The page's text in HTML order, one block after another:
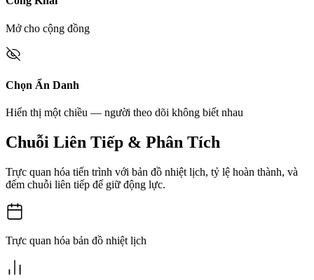
Mở cho cộng đồng
Chọn Ẩn Danh
Hiển thị một chiều — người theo dõi không biết nhau
Chuỗi Liên Tiếp & Phân Tích
Trực quan hóa tiến trình với bản đồ nhiệt lịch, tỷ lệ hoàn thành, và
đếm chuỗi liên tiếp để giữ động lực.
Trực quan hóa bản đồ nhiệt lịch